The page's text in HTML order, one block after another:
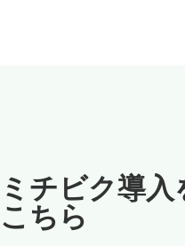
ミチビク導
こちら